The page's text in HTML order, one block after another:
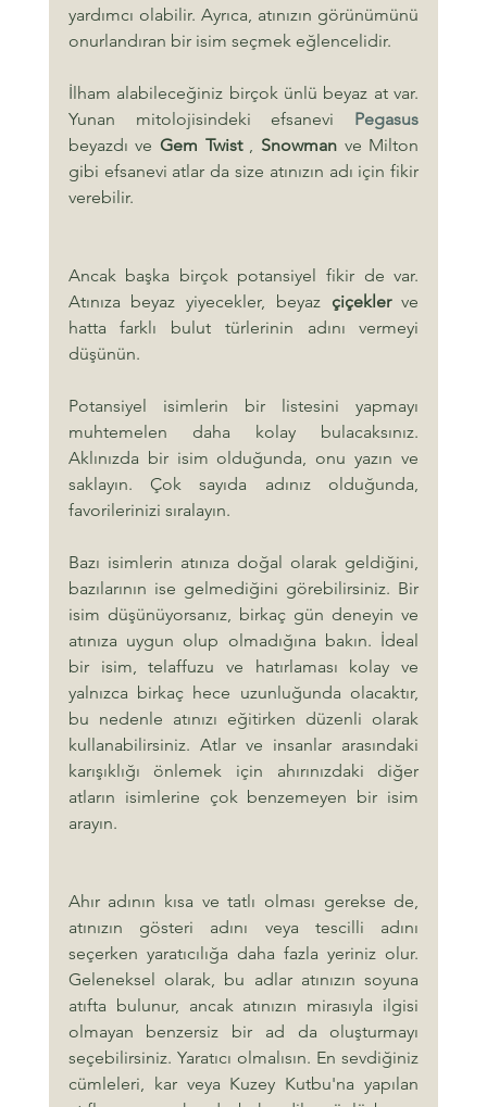
yardımcı olabilir. Ayrıca, atınızın görünümünü
onurlandıran bir isim seçmek eğlencelidir.
İlham alabileceğiniz birçok ünlü beyaz at var.
Yunan mitolojisindeki efsanevi Pegasus
beyazdı ve Gem Twist , Snowman ve Milton
gibi efsanevi atlar da size atınızın adı için fikir
verebilir.
Ancak başka birçok potansiyel fikir de var.
Atınıza beyaz yiyecekler, beyaz çiçekler ve
hatta farklı bulut türlerinin adını vermeyi
düşünün.
Potansiyel isimlerin bir listesini yapmayı
muhtemelen daha kolay bulacaksınız.
Aklınızda bir isim olduğunda, onu yazın ve
saklayın. Çok sayıda adınız olduğunda,
favorilerinizi sıralayın.
Bazı isimlerin atınıza doğal olarak geldiğini,
bazılarının ise gelmediğini görebilirsiniz. Bir
isim düşünüyorsanız, birkaç gün deneyin ve
atınıza uygun olup olmadığına bakın. İdeal
bir isim, telaffuzu ve hatırlaması kolay ve
yalnızca birkaç hece uzunluğunda olacaktır,
bu nedenle atınızı eğitirken düzenli olarak
kullanabilirsiniz. Atlar ve insanlar arasındaki
karışıklığı önlemek için ahırınızdaki diğer
atların isimlerine çok benzemeyen bir isim
arayın.
Ahır adının kısa ve tatlı olması gerekse de,
atınızın gösteri adını veya tescilli adını
seçerken yaratıcılığa daha fazla yeriniz olur.
Geleneksel olarak, bu adlar atınızın soyuna
atıfta bulunur, ancak atınızın mirasıyla ilgisi
olmayan benzersiz bir ad da oluşturmayı
seçebilirsiniz. Yaratıcı olmalısın. En sevdiğiniz
cümleleri, kar veya Kuzey Kutbu'na yapılan